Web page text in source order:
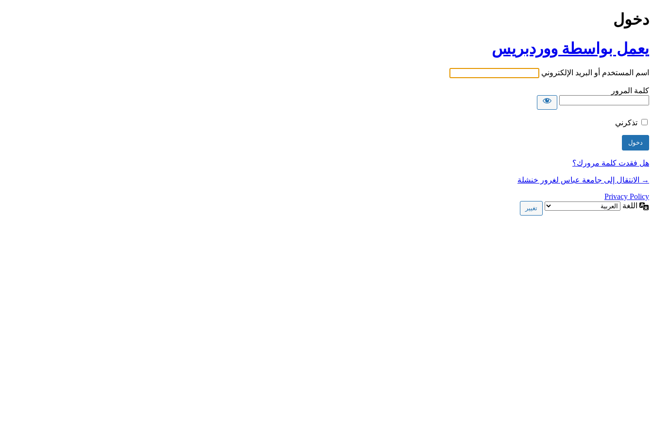
دخول
يعمل بواسطة ووردبريس
اسم المستخدم أو البريد الإلكتروني
كلمة المرور
تذكرني
هل فقدت كلمة مرورك؟
→ الانتقال إلى جامعة عباس لغرور خنشلة
Privacy Policy
اللغة